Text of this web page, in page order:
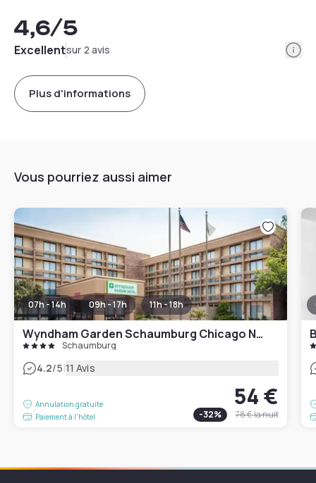
4,6/5
Excellentsur 2 avis
Plus d'informations
Vous pourriez aussi aimer
07h - 14h 09h - 17h 11h - 18h
Wyndham Garden Schaumburg Chicago Northwest
Schaumburg
4.2/5|11 Avis
Annulation gratuite
Paiement à l'hôtel
54 €
-32% 78 €la nuit